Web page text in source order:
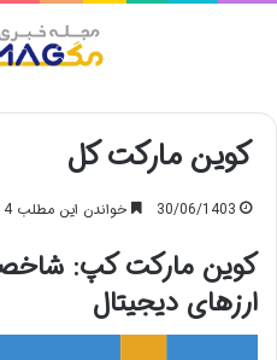
کوین مارکت کل
30/06/1403 خواندن این مطلب 4 دقیقه زمان میبرد
کوین مارکت کپ:
ارزهای دیجیتال